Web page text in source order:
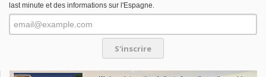
last minute et des informations sur l'Espagne.
S'inscrire